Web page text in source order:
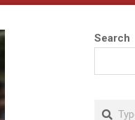
Search
Search